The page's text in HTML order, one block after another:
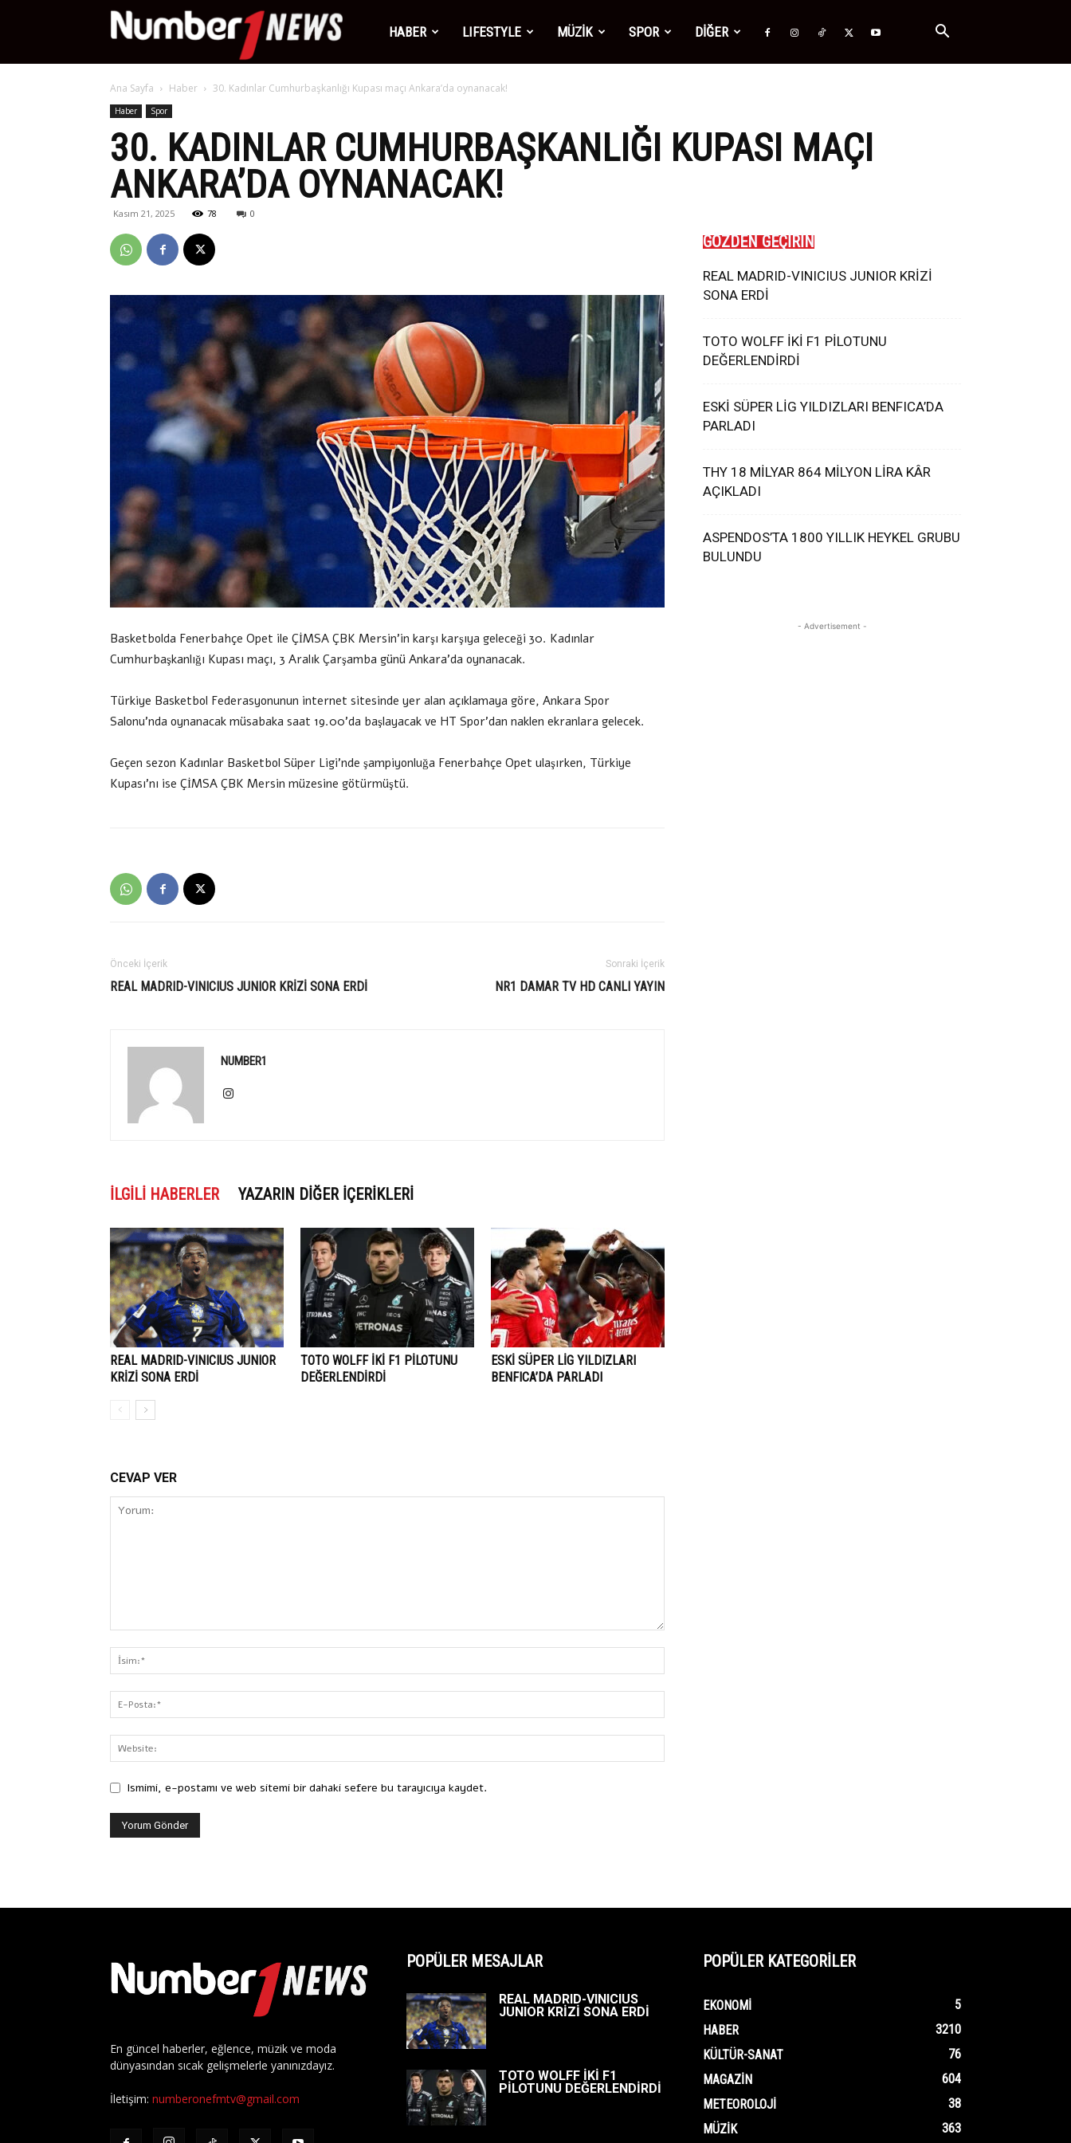
Number1
News
HABER LIFESTYLE MÜZİK SPOR DİĞER
Ana Sayfa Haber 30. Kadınlar Cumhurbaşkanlığı Kupası maçı Ankara’da oynanacak!
Haber Spor
30. KADINLAR CUMHURBAŞKANLIĞI KUPASI MAÇI
ANKARA’DA OYNANACAK!
Kasım 21, 2025 78 0
Basketbolda Fenerbahçe Opet ile ÇİMSA ÇBK Mersin’in karşı karşıya geleceği 30. Kadınlar
Cumhurbaşkanlığı Kupası maçı, 3 Aralık Çarşamba günü Ankara’da oynanacak.
Türkiye Basketbol Federasyonunun internet sitesinde yer alan açıklamaya göre, Ankara Spor
Salonu’nda oynanacak müsabaka saat 19.00’da başlayacak ve HT Spor’dan naklen ekranlara gelecek.
Geçen sezon Kadınlar Basketbol Süper Ligi’nde şampiyonluğa Fenerbahçe Opet ulaşırken, Türkiye
Kupası’nı ise ÇİMSA ÇBK Mersin müzesine götürmüştü.
Önceki İçerik
REAL MADRID-VINICIUS JUNIOR KRİZİ SONA ERDİ
Sonraki İçerik
NR1 DAMAR TV HD CANLI YAYIN
NUMBER1
İLGILI HABERLER YAZARIN DIĞER İÇERIKLERI
REAL MADRID-VINICIUS JUNIOR
KRİZİ SONA ERDİ
TOTO WOLFF İKİ F1 PİLOTUNU
DEĞERLENDİRDİ
ESKİ SÜPER LİG YILDIZLARI
BENFICA’DA PARLADI
CEVAP VER
Ismimi, e-postamı ve web sitemi bir dahaki sefere bu tarayıcıya kaydet.
GÖZDEN GEÇİRİN
REAL MADRID-VINICIUS JUNIOR KRİZİ
SONA ERDİ
TOTO WOLFF İKİ F1 PİLOTUNU
DEĞERLENDİRDİ
ESKİ SÜPER LİG YILDIZLARI BENFICA’DA
PARLADI
THY 18 MİLYAR 864 MİLYON LİRA KÂR
AÇIKLADI
ASPENDOS’TA 1800 YILLIK HEYKEL GRUBU
BULUNDU
- Advertisement -
En güncel haberler, eğlence, müzik ve moda
dünyasından sıcak gelişmelerle yanınızdayız.
İletişim: numberonefmtv@gmail.com
POPÜLER MESAJLAR
REAL MADRID-VINICIUS
JUNIOR KRİZİ SONA ERDİ
TOTO WOLFF İKİ F1
PİLOTUNU DEĞERLENDİRDİ
POPÜLER KATEGORİLER
EKONOMI
5
HABER
3210
KÜLTÜR-SANAT
76
MAGAZIN
604
METEOROLOJI
38
MÜZIK
363